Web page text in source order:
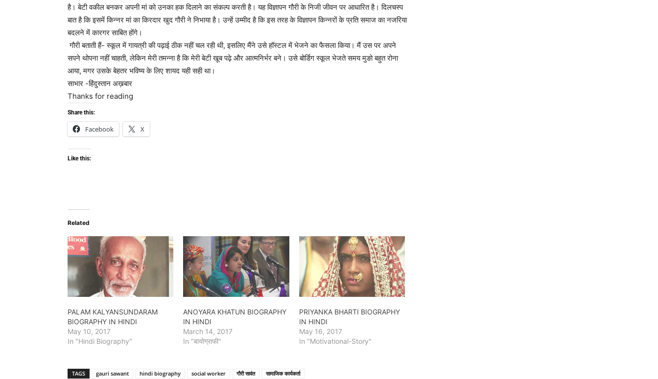
है। बेटी वकील बनकर अपनी मां को उनका हक दिलाने का संकल्प करती है। यह विज्ञापन गौरी के निजी जीवन पर आधारित है। दिलचस्प
बात है कि इसमें किन्नर मां का किरदार खुद गौरी ने निभाया है। उन्हें उम्मीद है कि इस तरह के विज्ञापन किन्नरों के प्रति समाज का नजरिया
बदलने में कारगर साबित होंगे।
गौरी बताती हैं- स्कूल में गायत्री की पढ़ाई ठीक नहीं चल रही थी, इसलिए मैंने उसे हॉस्टल में भेजने का फैसला किया। मैं उस पर अपने
सपने थोपना नहीं चाहती, लेकिन मेरी तमन्ना है कि मेरी बेटी खूब पढ़े और आत्मनिर्भर बने। उसे बोर्डिग स्कूल भेजते समय मुङो बहुत रोना
आया, मगर उसके बेहतर भविष्य के लिए शायद यही सही था।
साभार -हिंदुस्तान अख़बार
Thanks for reading
Share this:
Facebook X
Like this:
Related
PALAM KALYANSUNDARAM
BIOGRAPHY IN HINDI
May 10, 2017
In "Hindi Biography"
ANOYARA KHATUN BIOGRAPHY
IN HINDI
March 14, 2017
In "बायोग्राफी"
PRIYANKA BHARTI BIOGRAPHY
IN HINDI
May 16, 2017
In "Motivational-Story"
TAGS gauri sawant hindi biography social worker गौरी सावंत सामाजिक कार्यकर्ता